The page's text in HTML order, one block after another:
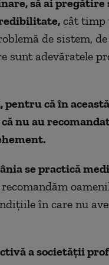
cât timp
de sistem,
sunt adevăratele
că în
nu au
se practică
în care nu
a societății